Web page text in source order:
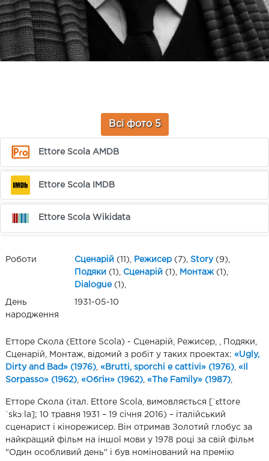
Всі фото 5
Ettore Scola AMDB
Ettore Scola IMDB
Ettore Scola Wikidata
Роботи Сценарій (11), Режисер (7), Story (9),
Подяки (1), Сценарій (1), Монтаж (1),
Dialogue(1),
День
народження
1931-05-10
Етторе Скола (Ettore Scola) - Сценарій, Режисер, , Подяки,
Сценарій, Монтаж, відомий з робіт у таких проектах: «Ugly,
Dirty and Bad» (1976) «Brutti, sporchi e cattivi» (1976) «Il
Sorpasso» (1962) «Обгін» (1962) «The Family» (1987)
Етторе Скола (італ. Ettore Scola, вимовляється [ˈɛttore
ˈskɔːla]; 10 травня 1931 – 19 січня 2016) – італійський
сценарист і кінорежисер. Він отримав Золотий глобус за
найкращий фільм на іншої мови у 1978 році за свій фільм
"Один особливий день" і був номінований на премію